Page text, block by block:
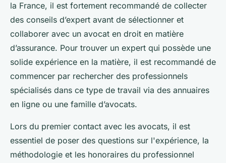
la France, il est fortement recommandé de collecter
des conseils d’expert avant de sélectionner et
collaborer avec un avocat en droit en matière
d’assurance. Pour trouver un expert qui possède une
solide expérience en la matière, il est recommandé de
commencer par rechercher des professionnels
spécialisés dans ce type de travail via des annuaires
en ligne ou une famille d’avocats.
Lors du premier contact avec les avocats, il est
essentiel de poser des questions sur l'expérience, la
méthodologie et les honoraires du professionnel